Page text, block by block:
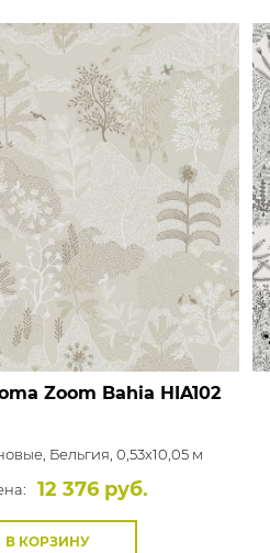
Zoom Bahia HIA102
Бельгия, 0,53x10,05 м
12 376 руб.
В КОРЗИНУ